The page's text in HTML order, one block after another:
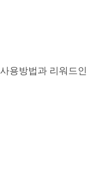
사용방법과 리워드인